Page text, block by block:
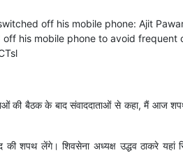
off his mobile phone: Ajit
his mobile phone to avoid frequent
की बैठक के बाद संवाददाताओं से कहा, मैं आज
शपथ लेंगे। शिवसेना अध्यक्ष उद्धव ठाकरे यहां